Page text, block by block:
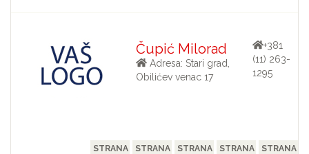
Čupić Milorad
Adresa: Stari grad,
Obilićev venac 17
+381
(11) 263-
1295
STRANA
STRANA
STRANA
STRANA
STRANA